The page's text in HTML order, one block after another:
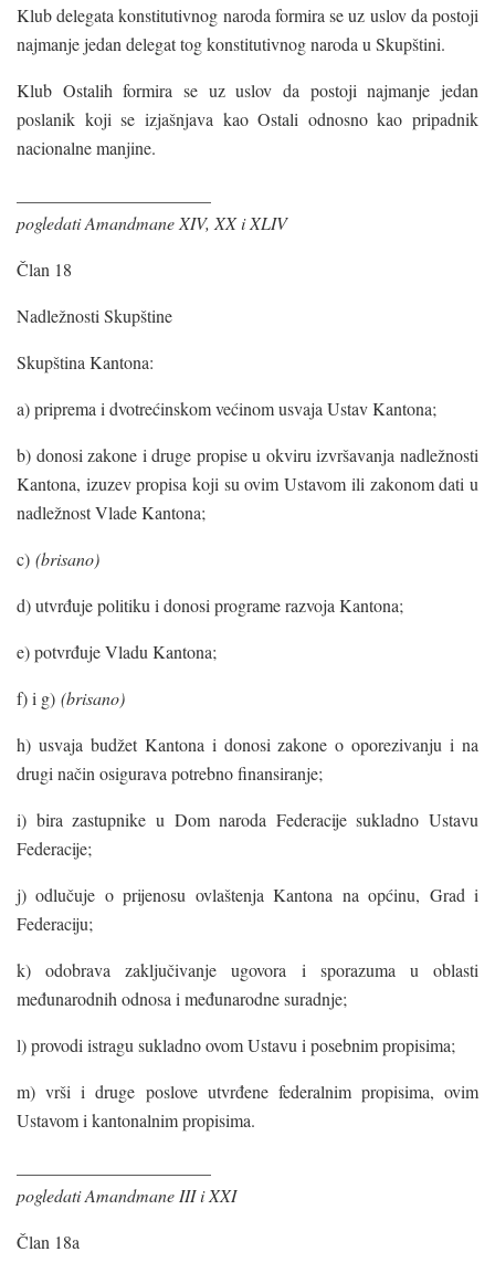
Klub delegata konstitutivnog naroda formira se uz uslov da postoji
najmanje jedan delegat tog konstitutivnog naroda u Skupštini.
Klub Ostalih formira se uz uslov da postoji najmanje jedan
poslanik koji se izjašnjava kao Ostali odnosno kao pripadnik
nacionalne manjine.
pogledati Amandmane XIV, XX i XLIV
Član 18
Nadležnosti Skupštine
Skupština Kantona:
a) priprema i dvotrećinskom većinom usvaja Ustav Kantona;
b) donosi zakone i druge propise u okviru izvršavanja nadležnosti
Kantona, izuzev propisa koji su ovim Ustavom ili zakonom dati u
nadležnost Vlade Kantona;
c) (brisano)
d) utvrđuje politiku i donosi programe razvoja Kantona;
e) potvrđuje Vladu Kantona;
f) i g) (brisano)
h) usvaja budžet Kantona i donosi zakone o oporezivanju i na
drugi način osigurava potrebno finansiranje;
i) bira zastupnike u Dom naroda Federacije sukladno Ustavu
Federacije;
j) odlučuje o prijenosu ovlaštenja Kantona na općinu, Grad i
Federaciju;
k) odobrava zaključivanje ugovora i sporazuma u oblasti
međunarodnih odnosa i međunarodne suradnje;
l) provodi istragu sukladno ovom Ustavu i posebnim propisima;
m) vrši i druge poslove utvrđene federalnim propisima, ovim
Ustavom i kantonalnim propisima.
pogledati Amandmane III i XXI
Član 18a